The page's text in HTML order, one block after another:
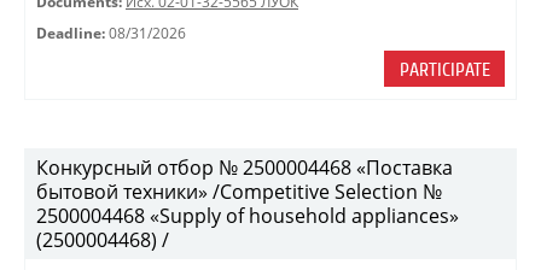
Deadline: 08/31/2026
PARTICIPATE
Конкурсный отбор № 2500004468 «Поставка
бытовой техники» /Competitive Selection №
2500004468 «Supply of household appliances»
(2500004468) /